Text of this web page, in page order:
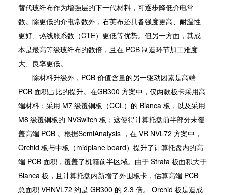
替代玻纤布作为增强层的下一代材料，可逐步降低介电常
数。除更低的介电常数外，石英布还具备强度更高、耐温性
更好、热线胀系数（CTE）更低等优势。但另一方面，其成
本是最高等级玻纤布的数倍，且在 PCB 制造环节加工难度
大、良率更低。
除材料升级外，PCB 价值含量的另一驱动因素是高端
PCB 面积占比的提升。在GB300 方案中，仅两款板卡采用高
端材料：采用 M7 级覆铜板（CCL）的 Bianca 板，以及采用
M8 级覆铜板的 NVSwitch 板；这使得计算托盘前半部分未覆
盖高端 PCB 。根据SemiAnalysis ，在 VR NVL72 方案中，
Orchid 板与中板（midplane board）提升了计算托盘内的高
端 PCB 面积，覆盖了机箱前半区域。由于 Strata 板面积大于
Bianca 板，且计算托盘内新增了外围板卡，估算高端 PCB
总面积 VRNVL72 约是 GB300 的 2.3 倍。 Orchid 板是造成